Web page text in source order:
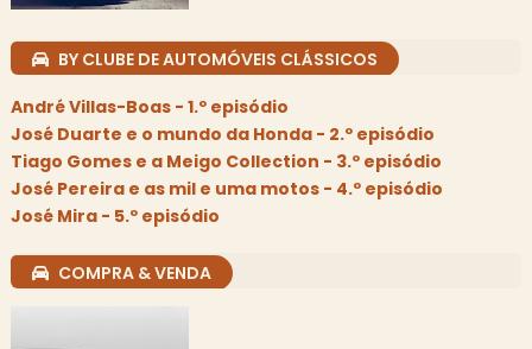
BY CLUBE DE AUTOMÓVEIS CLÁSSICOS
André Villas-Boas - 1.º episódio
José Duarte e o mundo da Honda - 2.º episódio
Tiago Gomes e a Meigo Collection - 3.º episódio
José Pereira e as mil e uma motos - 4.º episódio
José Mira - 5.º episódio
COMPRA & VENDA